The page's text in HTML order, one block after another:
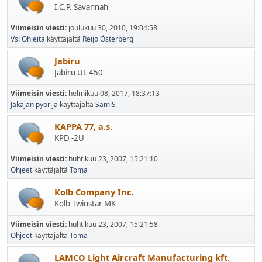
I.C.P. Savannah
Viimeisin viesti: joulukuu 30, 2010, 19:04:58
Vs: Ohjeita käyttäjältä Reijo Österberg
Jabiru
Jabiru UL 450
Viimeisin viesti: helmikuu 08, 2017, 18:37:13
Jakajan pyörijä käyttäjältä SamiS
KAPPA 77, a.s.
KPD -2U
Viimeisin viesti: huhtikuu 23, 2007, 15:21:10
Ohjeet käyttäjältä Toma
Kolb Company Inc.
Kolb Twinstar MK
Viimeisin viesti: huhtikuu 23, 2007, 15:21:58
Ohjeet käyttäjältä Toma
LAMCO Light Aircraft Manufacturing kft.